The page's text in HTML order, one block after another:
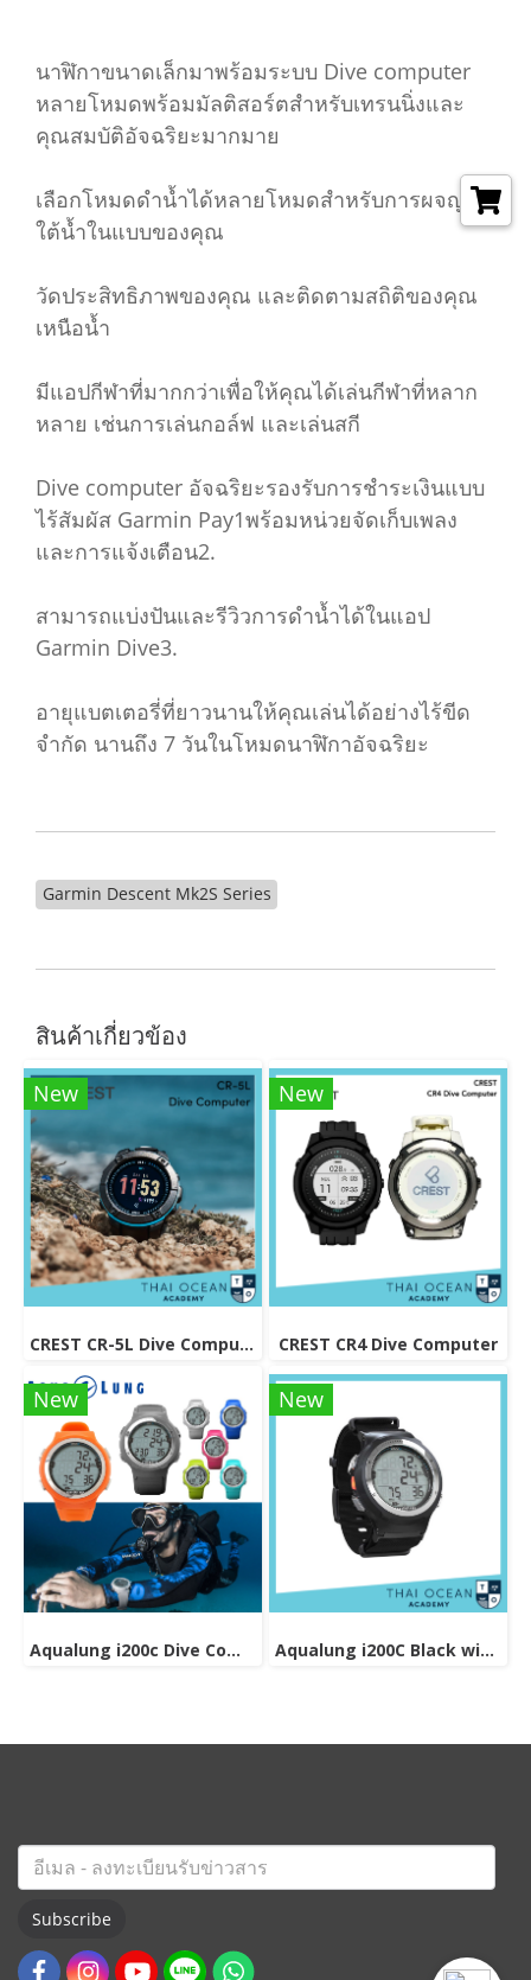
นาฬิกาขนาดเล็กมาพร้อมระบบ Dive computer
หลายโหมดพร้อมมัลติสอร์ตสำหรับเทรนนิ่งและ
คุณสมบัติอัจฉริยะมากมาย
เลือกโหมดดำน้ำได้หลายโหมดสำหรับการผจญภัย
ใต้น้ำในแบบของคุณ
วัดประสิทธิภาพของคุณ และติดตามสถิติของคุณ
เหนือน้ำ
มีแอปกีฬาที่มากกว่าเพื่อให้คุณได้เล่นกีฬาที่หลาก
หลาย เช่นการเล่นกอล์ฟ และเล่นสกี
Dive computer อัจฉริยะรองรับการชำระเงินแบบ
ไร้สัมผัส Garmin Pay1พร้อมหน่วยจัดเก็บเพลง
และการแจ้งเตือน2.
สามารถแบ่งปันและรีวิวการดำน้ำได้ในแอป
Garmin Dive3.
อายุแบตเตอรี่ที่ยาวนานให้คุณเล่นได้อย่างไร้ขีด
จำกัด นานถึง 7 วันในโหมดนาฬิกาอัจฉริยะ
Garmin Descent Mk2S Series
สินค้าเกี่ยวข้อง
New
CREST CR-5L Dive Computer
New
CREST CR4 Dive Computer
New
Aqualung i200c Dive Computer
New
Aqualung i200C Black with Nato Strap Dive Computer
Subscribe